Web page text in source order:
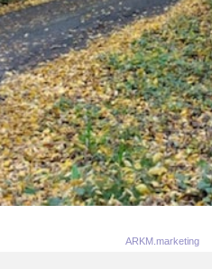
ARKM.marketing